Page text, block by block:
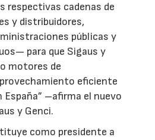
respectivas cadenas de
y distribuidores,
públicas y
para que Sigaus y
motores de
eficiente
España” –afirma el nuevo
y Genci.
como presidente a